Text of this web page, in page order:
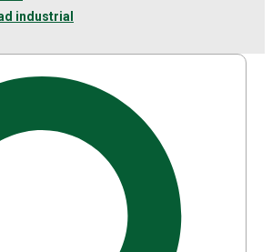
industrial